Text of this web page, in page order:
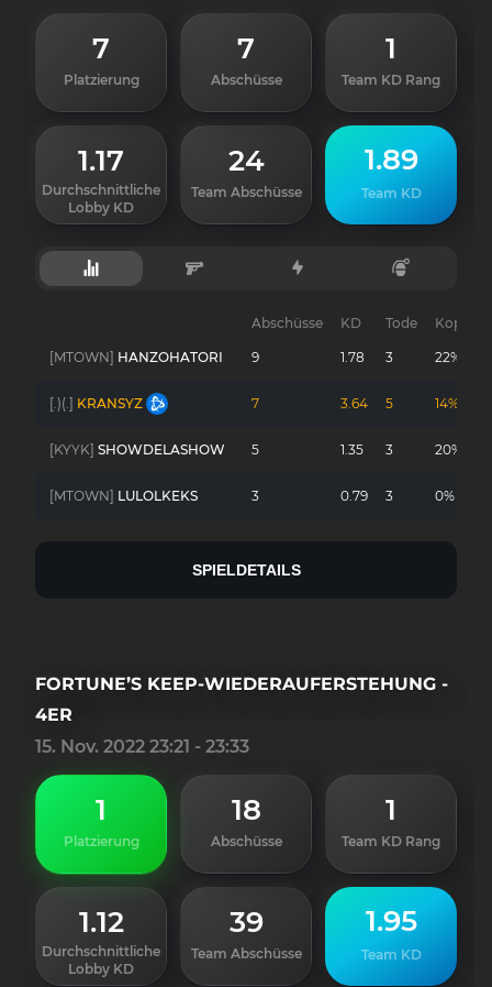
7
Platzierung
7
Abschüsse
1
Team KD Rang
1.17
Durchschnittliche
Lobby KD
24
Team Abschüsse
1.89
Team KD
Abschüsse KD Tode
[MTOWN] HANZOHATORI 9 1.78 3 22%
[.)(.] KRANSYZ 7 3.64 5 14%
[KYYK] SHOWDELASHOW 5 1.35 3 20%
[MTOWN] LULOLKEKS 3 0.79 3 0%
SPIELDETAILS
1
Platzierung
18
Abschüsse
1
Team KD Rang
1.12
Durchschnittliche
Lobby KD
39
Team Abschüsse
1.95
Team KD
FORTUNE’S KEEP-WIEDERAUFERSTEHUNG -
4ER
15. Nov. 2022 23:21 - 23:33